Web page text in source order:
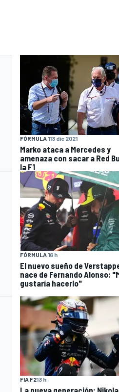
FÓRMULA 113 dic 2021
Marko ataca a Mercedes y
amenaza con sacar a Red
la F1
FÓRMULA 16 h
El nuevo sueño de
nace de Fernando Alonso:
gustaría hacerlo"
FIA F213 h
La nueva generación: Nikola